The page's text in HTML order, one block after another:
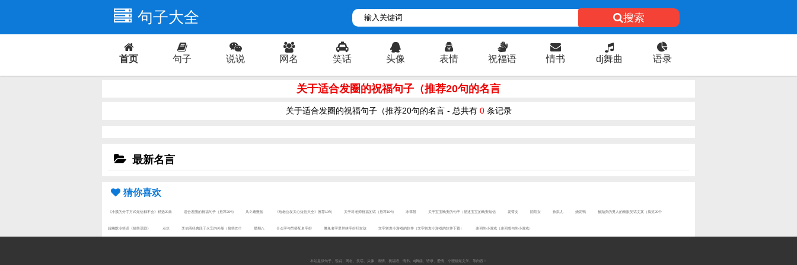
句子大全 搜索
首页 句子 说说 网名 笑话 头像 表情 祝福语 情书 dj舞曲 语录
关于适合发圈的祝福句子（推荐20句的名言
关于适合发圈的祝福句子（推荐20句的名言 - 总共有 0条记录
最新名言
猜你喜欢
《冷漠的分手方式短信都不会》精选20条 适合发圈的祝福句子（推荐20句 凡亽總難捨 《给老公发关心短信大全》推荐10句 关于对老师祝福的话（推荐10句 冰裸替 关于宝宝晚安的句子（描述宝宝的晚安短信 花臂女 陌陌女 狄淇儿 烧花鸭 被抛弃的男人的幽默笑话文案（搞笑20个
超幽默冷笑话《搞笑话剧》 点水 李伯清经典段子火车内外胎（搞笑20个 星期八 什么字与昂搭配名字好 属兔名字里带林字好吗女孩 文字转发小游戏的软件（文字转发小游戏的软件下载） 连词的小游戏（连词成句的小游戏）
本站提供句子 说说 网名 笑话 头像 表情 祝福语 情书 dj舞曲 语录 爱情 小狸猫短文学 。等内容！